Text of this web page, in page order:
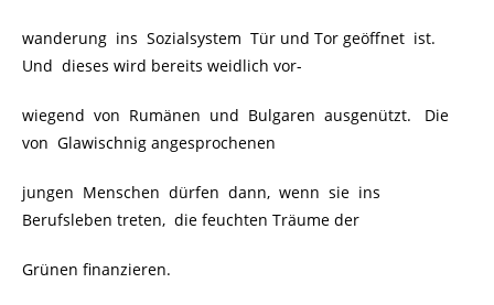
wanderung ins Sozialsystem Tür und Tor geöffnet ist.
Und dieses wird bereits weidlich vor-
wiegend von Rumänen und Bulgaren ausgenützt. Die
von Glawischnig angesprochenen
jungen Menschen dürfen dann, wenn sie ins
Berufsleben treten, die feuchten Träume der
Grünen finanzieren.